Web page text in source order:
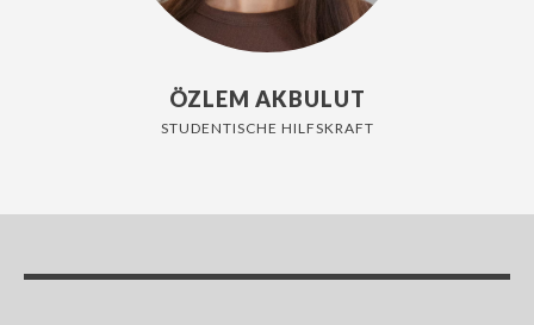
ÖZLEM AKBULUT
STUDENTISCHE HILFSKRAFT